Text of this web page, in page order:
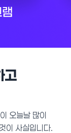
고
오늘날 많이
이 사실입니다.